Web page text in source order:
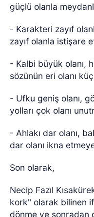
güçlü olanla
- Karakteri zayıf
zayıf olanla istişare
- Kalbi büyük olanı,
sözünün eri olanı
- Ufku geniş olanı,
yolları çok olanı
- Ahlakı dar olanı,
dar olanı ikna
Son olarak,
Necip Fazıl
kork" olarak bilinen
dönme ve sonradan